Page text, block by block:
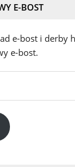
E-BOST
e-bost i derby
e-bost.